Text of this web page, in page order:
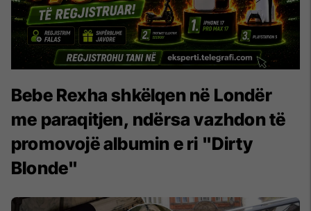
Bebe Rexha shkëlqen në Londër
me paraqitjen, ndërsa vazhdon të
promovojë albumin e ri "Dirty
Blonde"